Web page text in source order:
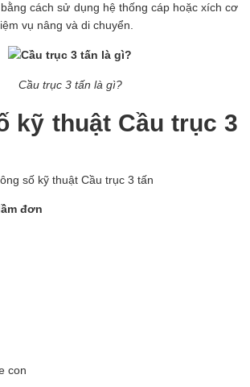
cách sử dụng hệ thống cáp hoặc xích cơ
vụ nâng và di chuyển.
Cầu trục 3 tấn là gì?
kỹ thuật Cầu trục 3
số kỹ thuật Cầu trục 3 tấn
đơn
con